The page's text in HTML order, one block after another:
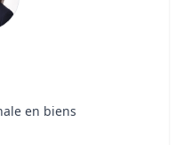
en biens